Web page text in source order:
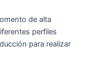
de alta
perfiles
para realizar